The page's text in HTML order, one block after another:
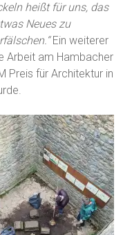
heißt für uns, das
Neues zu
Ein weiterer
Arbeit am Hambacher
Preis für Architektur in